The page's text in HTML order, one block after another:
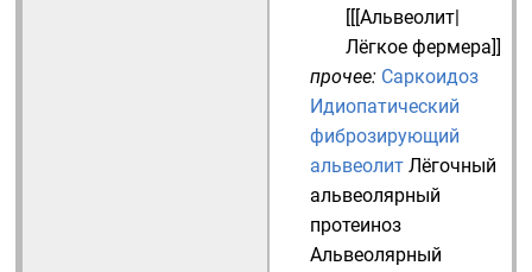
[[[Альвеолит|
Лёгкое фермера]]
прочее: Саркоидоз
Идиопатический
фиброзирующий
альвеолит Лёгочный
альвеолярный
протеиноз
Альвеолярный